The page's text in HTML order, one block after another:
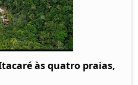
às quatro praias,